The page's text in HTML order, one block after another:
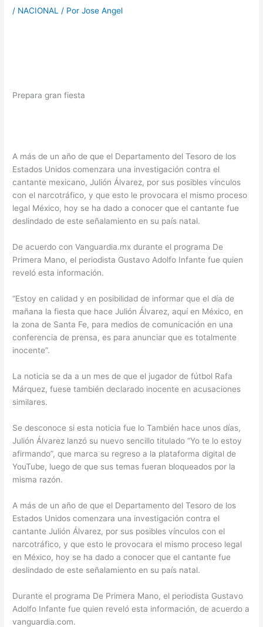
/ NACIONAL / PorJose Angel
Prepara gran fiesta
A más de un año de que el Departamento del Tesoro de los
Estados Unidos comenzara una investigación contra el
cantante mexicano, Julión Álvarez, por sus posibles vínculos
con el narcotráfico, y que esto le provocara el mismo proceso
legal México, hoy se ha dado a conocer que el cantante fue
deslindado de este señalamiento en su país natal.
De acuerdo con Vanguardia.mx durante el programa De
Primera Mano, el periodista Gustavo Adolfo Infante fue quien
reveló esta información.
“Estoy en calidad y en posibilidad de informar que el día de
mañana la fiesta que hace Julión Álvarez, aquí en México, en
la zona de Santa Fe, para medios de comunicación en una
conferencia de prensa, es para anunciar que es totalmente
inocente”.
La noticia se da a un mes de que el jugador de fútbol Rafa
Márquez, fuese también declarado inocente en acusaciones
similares.
Se desconoce si esta noticia fue lo También hace unos días,
Julión Álvarez lanzó su nuevo sencillo titulado “Yo te lo estoy
afirmando”, que marca su regreso a la plataforma digital de
YouTube, luego de que sus temas fueran bloqueados por la
misma razón.
A más de un año de que el Departamento del Tesoro de los
Estados Unidos comenzara una investigación contra el
cantante Julión Álvarez, por sus posibles vínculos con el
narcotráfico, y que esto le provocara el mismo proceso legal
en México, hoy se ha dado a conocer que el cantante fue
deslindado de este señalamiento en su país natal.
Durante el programa De Primera Mano, el periodista Gustavo
Adolfo Infante fue quien reveló esta información, de acuerdo a
vanguardia.com.